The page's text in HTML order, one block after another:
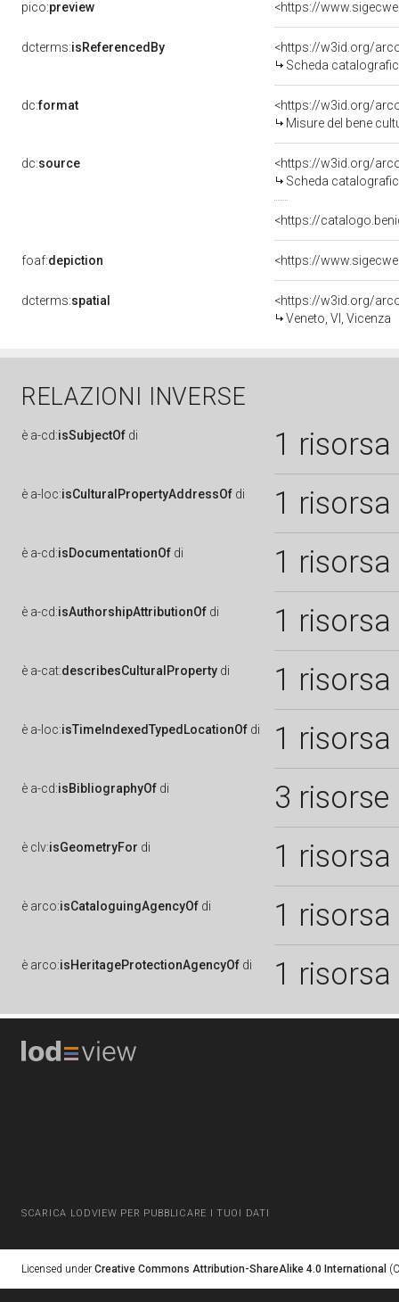
pico:preview
dcterms:isReferencedBy
<https://w3id.org/
Scheda
dc:format
<https://w3id.org/
Misure del bene
dc:source
<https://w3id.org/
Scheda
<https://
foaf:depiction
dcterms:spatial
<https://w3id.org/
Veneto, VI, Vicenza
RELAZIONI INVERSE
è a-cd:isSubjectOf di 1 risorsa
è a-loc:isCulturalPropertyAddressOf di 1 risorsa
è a-cd:isDocumentationOf di 1 risorsa
è a-cd:isAuthorshipAttributionOf di 1 risorsa
è a-cat:describesCulturalProperty di 1 risorsa
è a-loc:isTimeIndexedTypedLocationOf di 1 risorsa
è a-cd:isBibliographyOf di 3 risorse
è clv:isGeometryFor di 1 risorsa
è arco:isCataloguingAgencyOf di 1 risorsa
è arco:isHeritageProtectionAgencyOf di 1 risorsa
SCARICA LODVIEW PER PUBBLICARE I TUOI DATI
Licensed under Creative Commons Attribution-ShareAlike 4.0 International